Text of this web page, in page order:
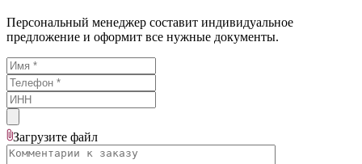
Персональный менеджер составит индивидуальное
предложение и оформит все нужные документы.
Загрузите файл